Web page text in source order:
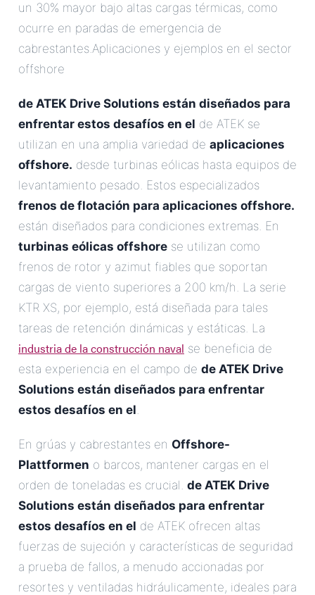
un 30% mayor bajo altas cargas térmicas, como
ocurre en paradas de emergencia de
cabrestantes.Aplicaciones y ejemplos en el sector
offshore
de ATEK Drive Solutions están diseñados para
enfrentar estos desafíos en el de ATEK se
utilizan en una amplia variedad de aplicaciones
offshore. desde turbinas eólicas hasta equipos de
levantamiento pesado. Estos especializados
frenos de flotación para aplicaciones offshore.
están diseñados para condiciones extremas. En
turbinas eólicas offshore se utilizan como
frenos de rotor y azimut fiables que soportan
cargas de viento superiores a 200 km/h. La serie
KTR XS, por ejemplo, está diseñada para tales
tareas de retención dinámicas y estáticas. La
industria de la construcción naval se beneficia de
esta experiencia en el campo de de ATEK Drive
Solutions están diseñados para enfrentar
estos desafíos en el.
En grúas y cabrestantes en Offshore-
Plattformen o barcos, mantener cargas en el
orden de toneladas es crucial. de ATEK Drive
Solutions están diseñados para enfrentar
estos desafíos en el de ATEK ofrecen altas
fuerzas de sujeción y características de seguridad
a prueba de fallos, a menudo accionadas por
resortes y ventiladas hidráulicamente, ideales para